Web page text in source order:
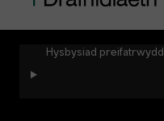
Hysbysiad preifatrwydd